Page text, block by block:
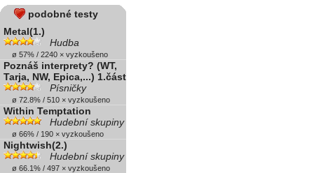
podobné testy
Metal(1.)
Hudba
ø 57% / 2240 × vyzkoušeno
Poznáš interprety? (WT,
Tarja, NW, Epica,...) 1.část
Písničky
ø 72.8% / 510 × vyzkoušeno
Within Temptation
Hudební skupiny
ø 66% / 190 × vyzkoušeno
Nightwish(2.)
Hudební skupiny
ø 66.1% / 497 × vyzkoušeno